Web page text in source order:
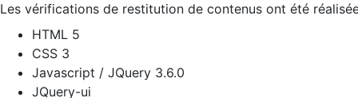
Les vérifications de restitution de contenus ont été
HTML 5
CSS 3
Javascript / JQuery 3.6.0
JQuery-ui